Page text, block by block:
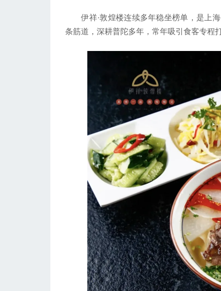
伊祥·敦煌楼连续多年稳坐榜单，是上海
条筋道，深耕普陀多年，常年吸引食客专程